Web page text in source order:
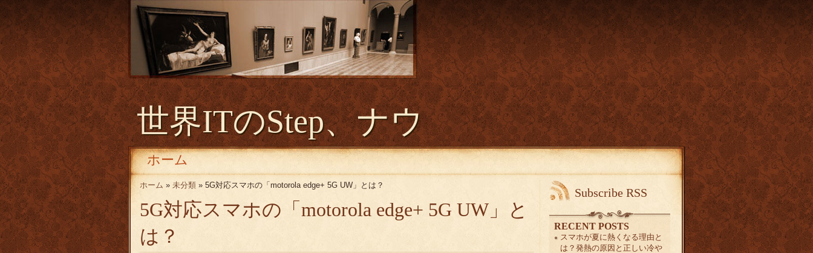
世界ITのStep、ナウ
ホーム
ホーム » 未分類 » 5G対応スマホの「motorola edge+ 5G UW」とは？
5G対応スマホの「motorola edge+ 5G UW」と
は？
Subscribe RSS
RECENT POSTS
スマホが夏に熱くなる理由と
は？発熱の原因と正しい冷や